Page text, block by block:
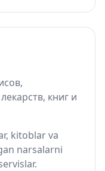
книг и
kitoblar va
narsalarni